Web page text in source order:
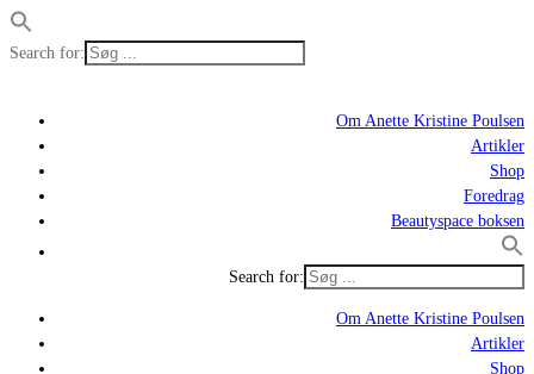
Search for:
Om Anette Kristine Poulsen
Artikler
Shop
Foredrag
Beautyspace boksen
Search for:
Om Anette Kristine Poulsen
Artikler
Shop